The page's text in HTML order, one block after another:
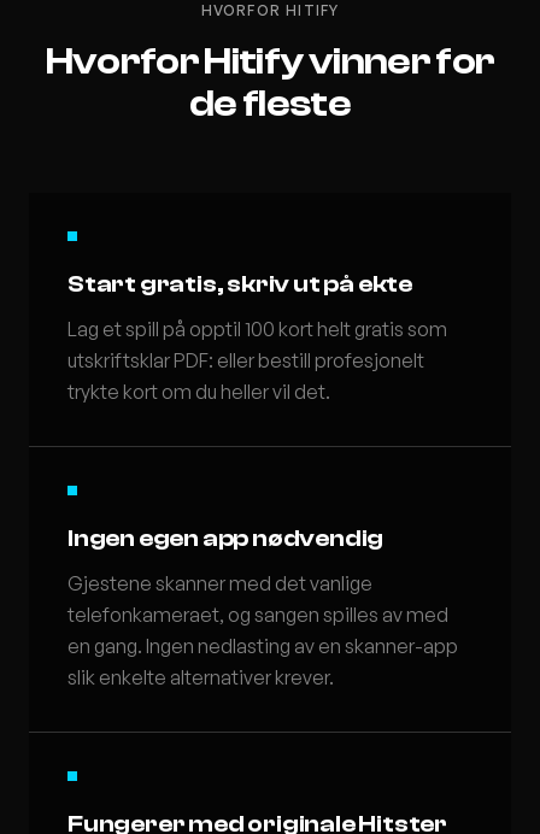
HVORFOR HITIFY
Hvorfor Hitify vinner for
de fleste
Start gratis, skriv ut på ekte
Lag et spill på opptil 100 kort helt gratis som
utskriftsklar PDF: eller bestill profesjonelt
trykte kort om du heller vil det.
Ingen egen app nødvendig
Gjestene skanner med det vanlige
telefonkameraet, og sangen spilles av med
en gang. Ingen nedlasting av en skanner-app
slik enkelte alternativer krever.
Fungerer med originale Hitster